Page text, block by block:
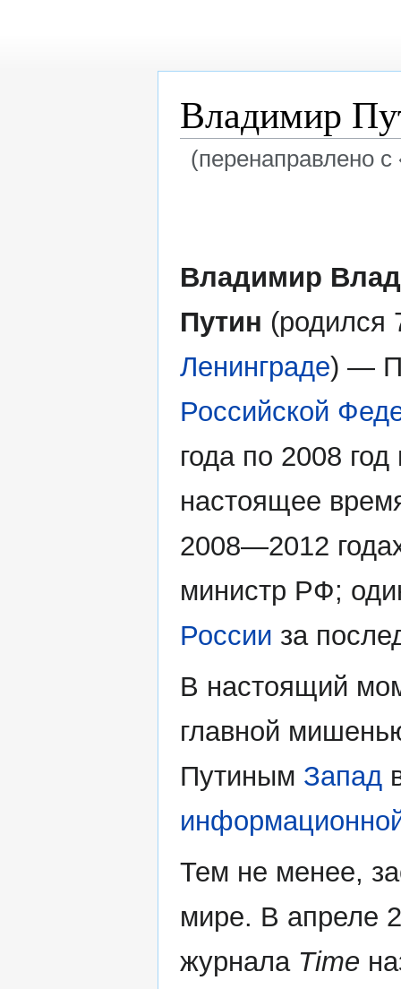
Владимир
(перенаправлено с
Владимир
Путин (родился
Ленинграде) —
Российской
года по 2008
настоящее
2008—2012
министр РФ;
России за
В настоящий
главной
Путиным Запад
Тем не менее,
мире. В апреле
журнала Time